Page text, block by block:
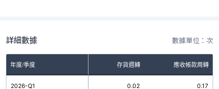
詳細數據 數據單位：次
年度/季度 存貨週轉 應收帳款周轉
2026-Q1 0.02 0.17